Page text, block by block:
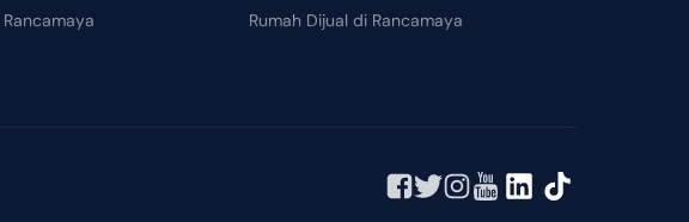
Rumah Dijual di Rancamaya